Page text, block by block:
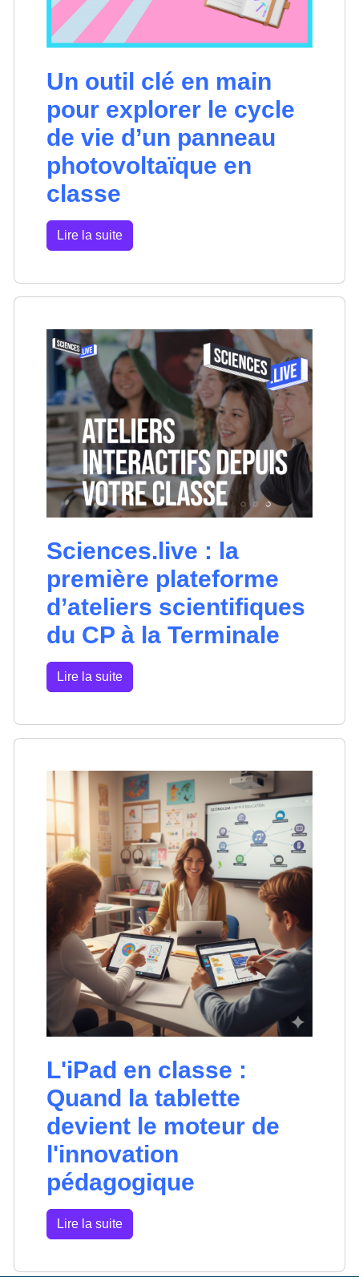
Un outil clé en main
pour explorer le cycle
de vie d’un panneau
photovoltaïque en
classe
Lire la suite
Sciences.live : la
première plateforme
d’ateliers scientifiques
du CP à la Terminale
Lire la suite
L'iPad en classe :
Quand la tablette
devient le moteur de
l'innovation
pédagogique
Lire la suite